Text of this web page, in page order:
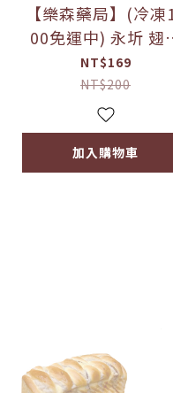
【樂森藥局】(冷凍
00免運中) 永圻 翅
腿 200g
NT$169
NT$200
加入購物車